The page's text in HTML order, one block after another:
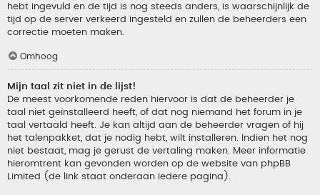
hebt ingevuld en de tijd is nog steeds anders, is waarschijnlijk de
tijd op de server verkeerd ingesteld en zullen de beheerders een
correctie moeten maken.
Omhoog
Mijn taal zit niet in de lijst!
De meest voorkomende reden hiervoor is dat de beheerder je
taal niet geïnstalleerd heeft, of dat nog niemand het forum in je
taal vertaald heeft. Je kan altijd aan de beheerder vragen of hij
het talenpakket, dat je nodig hebt, wilt installeren. Indien het nog
niet bestaat, mag je gerust de vertaling maken. Meer informatie
hieromtrent kan gevonden worden op de website van phpBB
Limited (de link staat onderaan iedere pagina).